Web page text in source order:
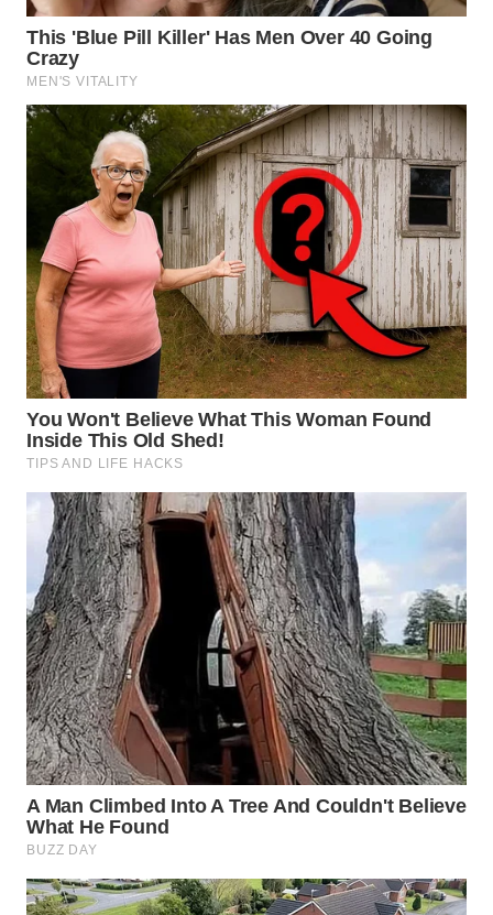
WN
NUSANTARA
WN
JOGJA
WN
JATIM
WN
BALI
WN
KALBAR
WN
KALTENG
WN
KALTARA
WN
KALSEL
WN
KALTIM
WN
SULSEL
WN